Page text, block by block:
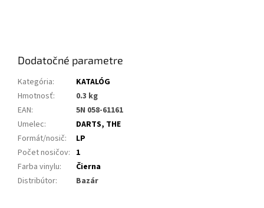
Dodatočné parametre
Kategória:
KATALÓG
Hmotnosť:
0.3 kg
EAN:
5N 058-61161
Umelec:
DARTS, THE
Formát/nosič:
LP
Počet nosičov: 1
Farba vinylu:
Čierna
Distribútor: Bazár